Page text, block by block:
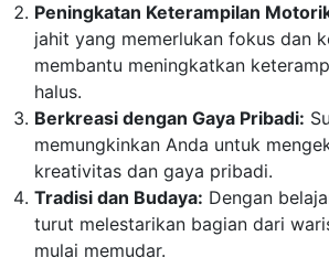
Peningkatan Keterampilan
jahit yang memerlukan fokus dan
membantu meningkatkan
halus.
Berkreasi dengan Gaya Pribadi:
memungkinkan Anda untuk
kreativitas dan gaya pribadi.
Tradisi dan Budaya: Dengan
turut melestarikan bagian dari
mulai memudar.